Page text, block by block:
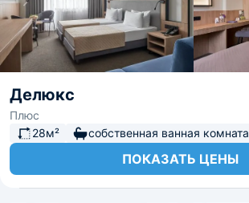
Делюкс
Плюс
28м²
собственная ванная комната
ПОКАЗАТЬ ЦЕНЫ